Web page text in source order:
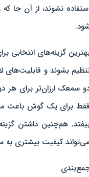
نشوند، از آن جا
گزینه‌های
بشوند و قابلیت‌های
سمعک ارزان‌تر برای هر
فقط برای یک گوش باعث
هم‌چنین داشتن
می‌تواند کیفیت بیشتری به